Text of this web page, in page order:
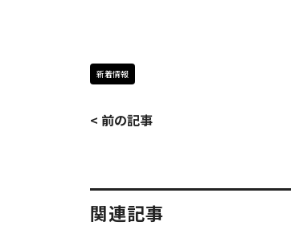
新着情報
< 前の記事
関連記事